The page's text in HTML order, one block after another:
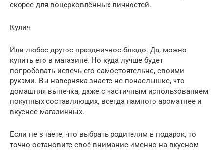
скорее для воцерковлённых личностей.
Кулич
Или любое другое праздничное блюдо. Да, можно
купить его в магазине. Но куда лучше будет
попробовать испечь его самостоятельно, своими
руками. Вы наверняка знаете не понаслышке, что
домашняя выпечка, даже с частичным использованием
покупных составляющих, всегда намного ароматнее и
вкуснее магазинных.
Если не знаете, что выбрать родителям в подарок, то
точно остановите своё внимание именно на вкусном